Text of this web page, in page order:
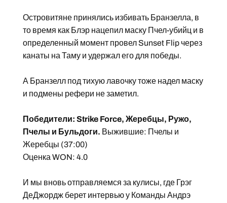
Островитяне принялись избивать Бранзелла, в
то время как Блэр нацепил маску Пчел-убийц и в
определенный момент провел Sunset Flip через
канаты на Таму и удержал его для победы.
А Бранзелл под тихую лавочку тоже надел маску
и подмены рефери не заметил.
Победители: Strike Force, Жеребцы, Ружо,
Пчелы и Бульдоги. Выжившие: Пчелы и
Жеребцы (37:00)
Оценка WON: 4.0
И мы вновь отправляемся за кулисы, где Грэг
ДеДжордж берет интервью у Команды Андрэ